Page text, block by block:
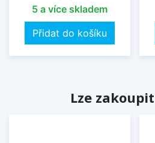
5 a více skladem
Přidat do košíku
Lze